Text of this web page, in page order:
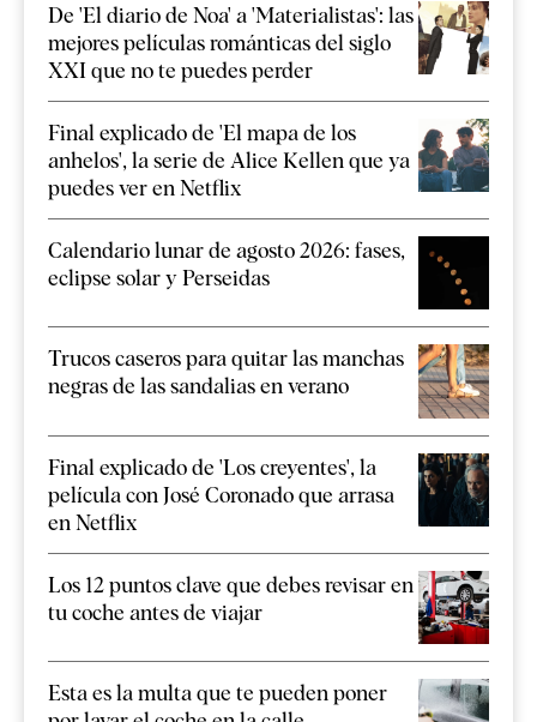
De 'El diario de Noa' a 'Materialistas': las
mejores películas románticas del siglo
XXI que no te puedes perder
Final explicado de 'El mapa de los
anhelos', la serie de Alice Kellen que ya
puedes ver en Netflix
Calendario lunar de agosto 2026: fases,
eclipse solar y Perseidas
Trucos caseros para quitar las manchas
negras de las sandalias en verano
Final explicado de 'Los creyentes', la
película con José Coronado que arrasa
en Netflix
Los 12 puntos clave que debes revisar en
tu coche antes de viajar
Esta es la multa que te pueden poner